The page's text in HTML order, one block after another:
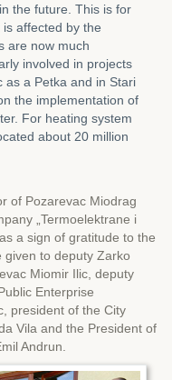
the future. This is for
affected by the
are now much
involved in projects
as a Petka and in Stari
the implementation of
For heating system
about 20 million
of Pozarevac Miodrag
„Termoelektrane i
a sign of gratitude to the
given to deputy Zarko
Miomir Ilic, deputy
Enterprise
president of the City
Vila and the President of
Andrun.